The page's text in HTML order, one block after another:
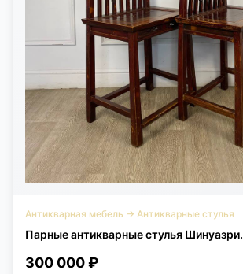
Антикварная мебель → Антикварные стулья
Парные антикварные стулья Шинуазри.
300 000 ₽